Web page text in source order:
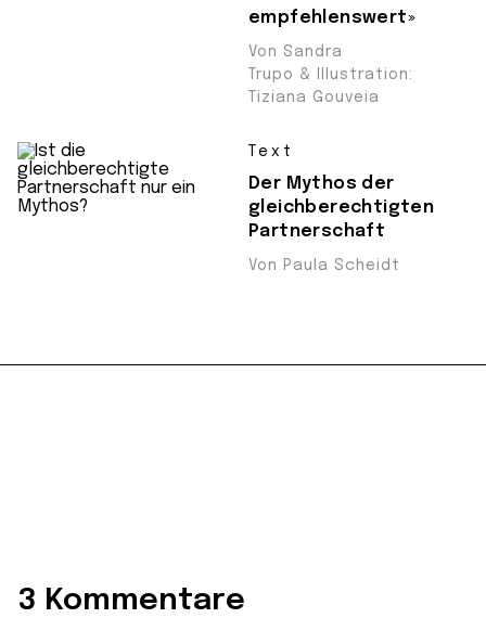
empfehlenswert»
Von Sandra
Trupo & Illustration:
Tiziana Gouveia
Text
Der Mythos der
gleichberechtigten
Partnerschaft
Von Paula Scheidt
3 Kommentare